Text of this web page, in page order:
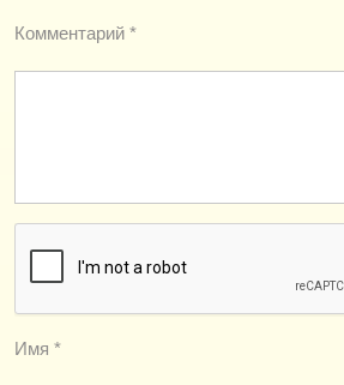
Комментарий *
Имя *